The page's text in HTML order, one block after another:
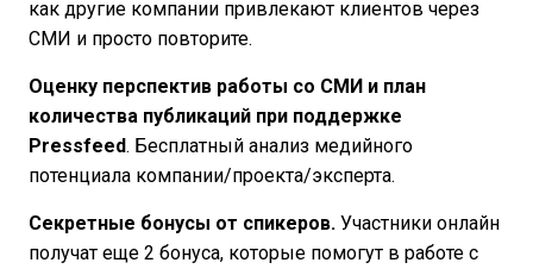
как другие компании привлекают клиентов через
СМИ и просто повторите.
Оценку перспектив работы со СМИ и план
количества публикаций при поддержке
Pressfeed. Бесплатный анализ медийного
потенциала компании/проекта/эксперта.
Секретные бонусы от спикеров. Участники онлайн
получат еще 2 бонуса, которые помогут в работе с